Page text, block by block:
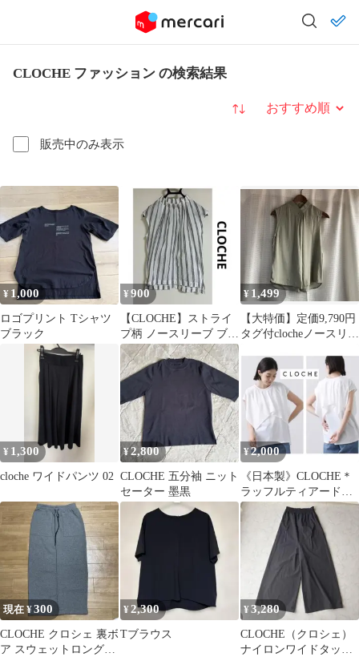
CLOCHE ファッション の検索結果
販売中のみ表示
並び替え
¥ 1,000
ロゴプリント Tシャツ
ブラック
¥ 900
【CLOCHE】ストライ
プ柄 ノースリーブ ブラ
ウス ハイネック
¥ 1,499
【大特価】定価9,790円
タグ付clocheノースリー
ーン
¥ 1,300
cloche ワイドパンツ 02
¥2,800
CLOCHE 五分袖 ニット
セーター 墨黒
¥2,000
《日本製》CLOCHE＊
ラッフルティアードプ
ルオーバー カットソー
現在 ¥300
CLOCHE クロシェ 裏ボ
ア スウェットロングタ
¥2,300
Tブラウス
¥3,280
CLOCHE（クロシェ）
ナイロンワイドタック